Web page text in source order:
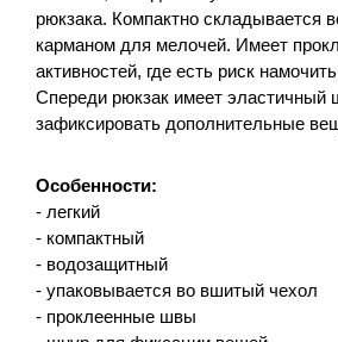
рюкзака. Компактно складывается
карманом для мелочей. Имеет
активностей, где есть риск
Спереди рюкзак имеет
зафиксировать дополнительные
Особенности:
- легкий
- компактный
- водозащитный
- упаковывается во вшитый чехол
- проклеенные швы